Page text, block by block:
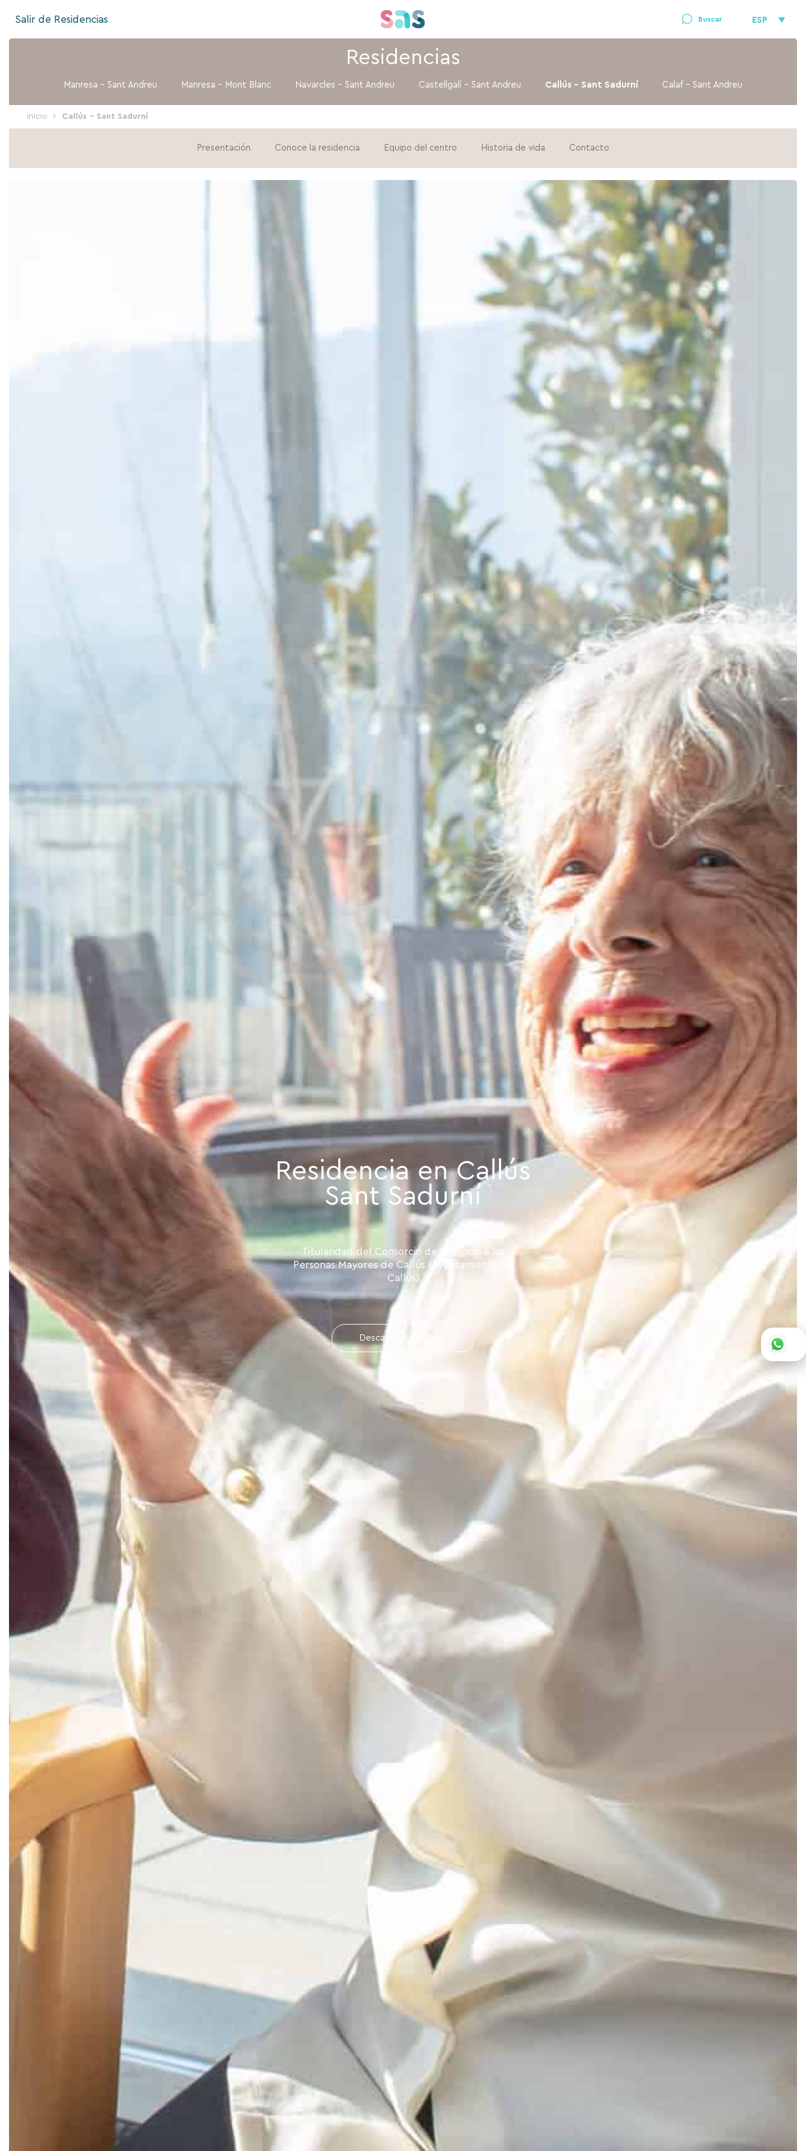
Salir de Residencias ESP
Residencias
Manresa – Sant Andreu Manresa – Mont Blanc Navarcles – Sant Andreu Castellgalí – Sant Andreu Callús – Sant Sadurní Calaf – Sant Andreu
Inicio Callús – Sant Sadurní
Presentación Conoce la residencia Equipo del centro Historia de vida Contacto
Residencia en Callús
Sant Sadurní
Titularidad del Consorcio de Atención a las
Personas Mayores de Callús (Ayuntamiento de
Callús)
Descarga el catálogo